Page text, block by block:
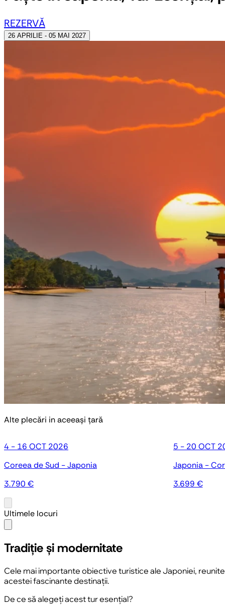
REZERVĂ
26 APRILIE - 05 MAI 2027
Alte plecări in aceeași țară
4 - 16 OCT 2026
Coreea de Sud - Japonia
3.790 €
5 - 20 OCT
Japonia -
3.699 €
Ultimele locuri
Tradiție și modernitate
Cele mai importante obiective turistice ale Japoniei,
acestei fascinante destinații.
De ce să alegeți acest tur esențial?